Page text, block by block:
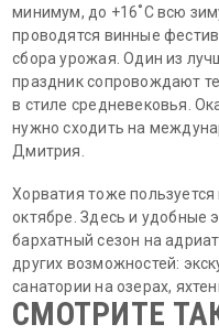
минимум, до +16˚Cвсю
проводятся винные
сбора урожая. Один из
праздник сопровождают
в стиле средневековья.
нужно сходить на
Дмитрия.
Хорватия тоже
октябре. Здесь и удобные
бархатный сезон на
других возможностей:
санатории на озерах,
СМОТРИТЕ